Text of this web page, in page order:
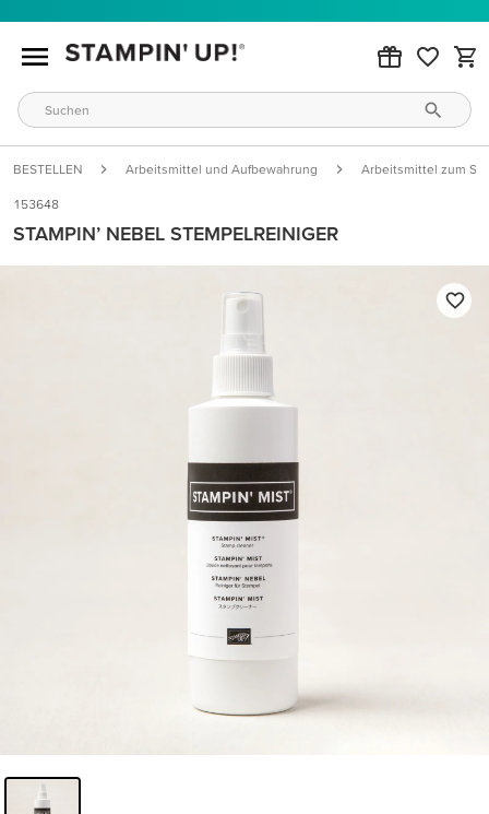
BESTELLEN Arbeitsmittel und Aufbewahrung Arbeitsmittel zum
153648
STAMPIN’ NEBEL STEMPELREINIGER